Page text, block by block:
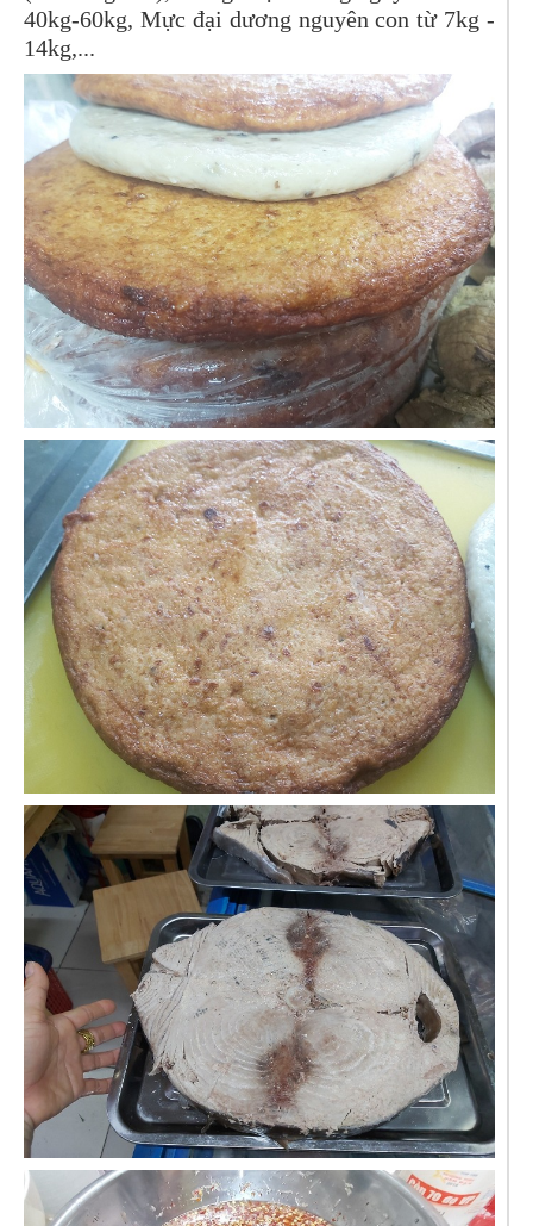
40kg-60kg, Mực đại dương nguyên con từ 7kg -
14kg,...